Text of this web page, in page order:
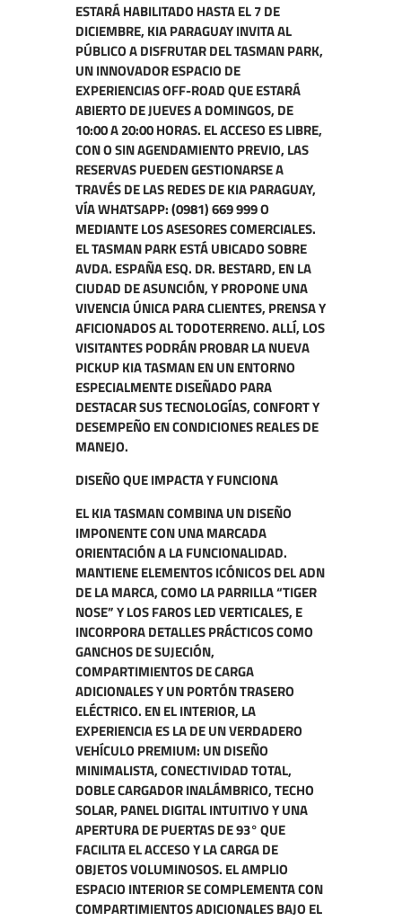
ESTARÁ HABILITADO HASTA EL 7 DE
DICIEMBRE, KIA PARAGUAY INVITA AL
PÚBLICO A DISFRUTAR DEL TASMAN PARK,
UN INNOVADOR ESPACIO DE
EXPERIENCIAS OFF-ROAD QUE ESTARÁ
ABIERTO DE JUEVES A DOMINGOS, DE
10:00 A 20:00 HORAS. EL ACCESO ES LIBRE,
CON O SIN AGENDAMIENTO PREVIO, LAS
RESERVAS PUEDEN GESTIONARSE A
TRAVÉS DE LAS REDES DE KIA PARAGUAY,
VÍA WHATSAPP: (0981) 669 999 O
MEDIANTE LOS ASESORES COMERCIALES.
EL TASMAN PARK ESTÁ UBICADO SOBRE
AVDA. ESPAÑA ESQ. DR. BESTARD, EN LA
CIUDAD DE ASUNCIÓN, Y PROPONE UNA
VIVENCIA ÚNICA PARA CLIENTES, PRENSA Y
AFICIONADOS AL TODOTERRENO. ALLÍ, LOS
VISITANTES PODRÁN PROBAR LA NUEVA
PICKUP KIA TASMAN EN UN ENTORNO
ESPECIALMENTE DISEÑADO PARA
DESTACAR SUS TECNOLOGÍAS, CONFORT Y
DESEMPEÑO EN CONDICIONES REALES DE
MANEJO.
DISEÑO QUE IMPACTA Y FUNCIONA
EL KIA TASMAN COMBINA UN DISEÑO
IMPONENTE CON UNA MARCADA
ORIENTACIÓN A LA FUNCIONALIDAD.
MANTIENE ELEMENTOS ICÓNICOS DEL ADN
DE LA MARCA, COMO LA PARRILLA “TIGER
NOSE” Y LOS FAROS LED VERTICALES, E
INCORPORA DETALLES PRÁCTICOS COMO
GANCHOS DE SUJECIÓN,
COMPARTIMIENTOS DE CARGA
ADICIONALES Y UN PORTÓN TRASERO
ELÉCTRICO. EN EL INTERIOR, LA
EXPERIENCIA ES LA DE UN VERDADERO
VEHÍCULO PREMIUM: UN DISEÑO
MINIMALISTA, CONECTIVIDAD TOTAL,
DOBLE CARGADOR INALÁMBRICO, TECHO
SOLAR, PANEL DIGITAL INTUITIVO Y UNA
APERTURA DE PUERTAS DE 93° QUE
FACILITA EL ACCESO Y LA CARGA DE
OBJETOS VOLUMINOSOS. EL AMPLIO
ESPACIO INTERIOR SE COMPLEMENTA CON
COMPARTIMIENTOS ADICIONALES BAJO EL